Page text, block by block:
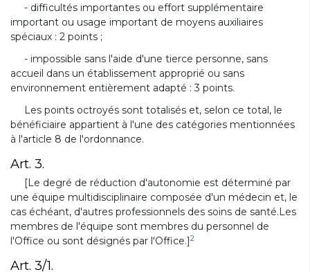
- difficultés importantes ou effort supplémentaire
important ou usage important de moyens auxiliaires
spéciaux : 2 points ;
- impossible sans l'aide d'une tierce personne, sans
accueil dans un établissement approprié ou sans
environnement entièrement adapté : 3 points.
Les points octroyés sont totalisés et, selon ce total, le
bénéficiaire appartient à l'une des catégories mentionnées
à l'article 8 de l'ordonnance.
Art. 3.
[Le degré de réduction d'autonomie est déterminé par
une équipe multidisciplinaire composée d'un médecin et, le
cas échéant, d'autres professionnels des soins de santé.Les
membres de l'équipe sont membres du personnel de
l'Office ou sont désignés par l'Office.]2
Art. 3/1.